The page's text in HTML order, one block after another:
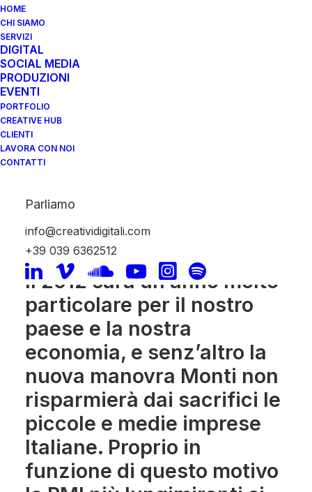
HOME
CHI SIAMO
SERVIZI
DIGITAL
SOCIAL MEDIA
PRODUZIONI
EVENTI
PORTFOLIO
CREATIVE HUB
CLIENTI
LAVORA CON NOI
CONTATTI
Parliamo
info@creatividigitali.com
+39 039 6362512
FACEBOOK: UN
OTTIMO STRUMENTO
Il 2012 sarà un anno molto
particolare per il nostro
paese e la nostra
economia, e senz’altro la
nuova manovra Monti non
risparmierà dai sacrifici le
piccole e medie imprese
Italiane. Proprio in
funzione di questo motivo